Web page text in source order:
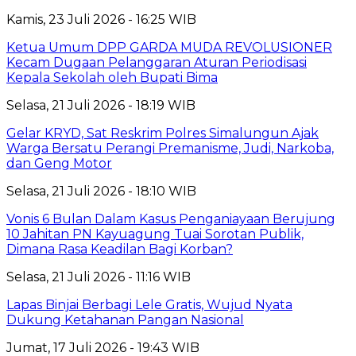
Kamis, 23 Juli 2026 - 16:25 WIB
Ketua Umum DPP GARDA MUDA REVOLUSIONER
Kecam Dugaan Pelanggaran Aturan Periodisasi
Kepala Sekolah oleh Bupati Bima
Selasa, 21 Juli 2026 - 18:19 WIB
Gelar KRYD, Sat Reskrim Polres Simalungun Ajak
Warga Bersatu Perangi Premanisme, Judi, Narkoba,
dan Geng Motor
Selasa, 21 Juli 2026 - 18:10 WIB
Vonis 6 Bulan Dalam Kasus Penganiayaan Berujung
10 Jahitan PN Kayuagung Tuai Sorotan Publik,
Dimana Rasa Keadilan Bagi Korban?
Selasa, 21 Juli 2026 - 11:16 WIB
Lapas Binjai Berbagi Lele Gratis, Wujud Nyata
Dukung Ketahanan Pangan Nasional
Jumat, 17 Juli 2026 - 19:43 WIB